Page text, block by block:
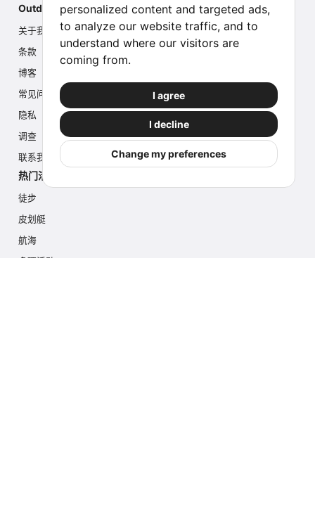
personalized content and targeted ads,
to analyze our website traffic, and to
understand where our visitors are
coming from.
I agree
I decline
Change my preferences
Outdoor Index
关于我们
条款
博客
常见问题
隐私
调查
联系我们
热门活动
徒步
皮划艇
航海
多项活动